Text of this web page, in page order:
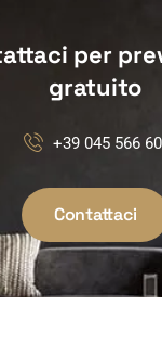
per
gratuito
+39 045 566
Contattaci